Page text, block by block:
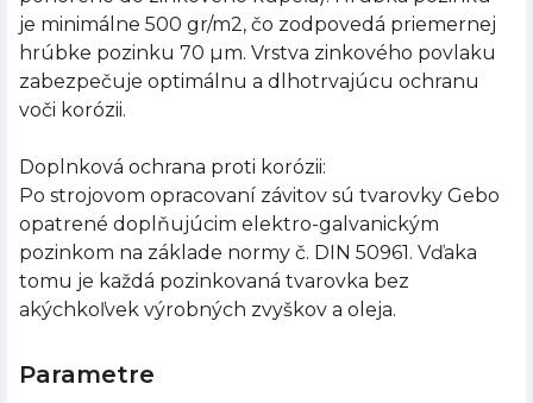
je minimálne 500 gr/m2, čo zodpovedá priemernej
hrúbke pozinku 70 µm. Vrstva zinkového povlaku
zabezpečuje optimálnu a dlhotrvajúcu ochranu
voči korózii.
Doplnková ochrana proti korózii:
Po strojovom opracovaní závitov sú tvarovky Gebo
opatrené doplňujúcim elektro-galvanickým
pozinkom na základe normy č. DIN 50961. Vďaka
tomu je každá pozinkovaná tvarovka bez
akýchkoľvek výrobných zvyškov a oleja.
Parametre